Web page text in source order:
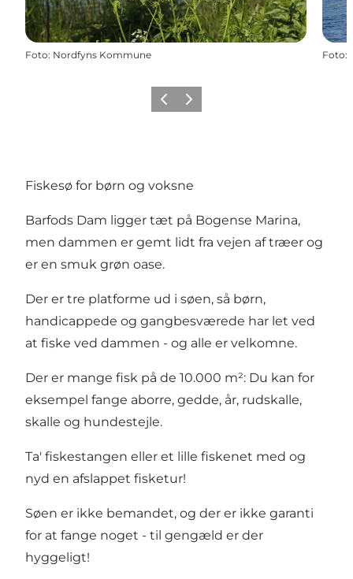
Foto: Nordfyns Kommune Foto:
Forrige billede
Næste billede
Fiskesø for børn og voksne
Barfods Dam ligger tæt på Bogense Marina,
men dammen er gemt lidt fra vejen af træer og
er en smuk grøn oase.
Der er tre platforme ud i søen, så børn,
handicappede og gangbesværede har let ved
at fiske ved dammen - og alle er velkomne.
Der er mange fisk på de 10.000 m²: Du kan for
eksempel fange aborre, gedde, år, rudskalle,
skalle og hundestejle.
Ta' fiskestangen eller et lille fiskenet med og
nyd en afslappet fisketur!
Søen er ikke bemandet, og der er ikke garanti
for at fange noget - til gengæld er der
hyggeligt!